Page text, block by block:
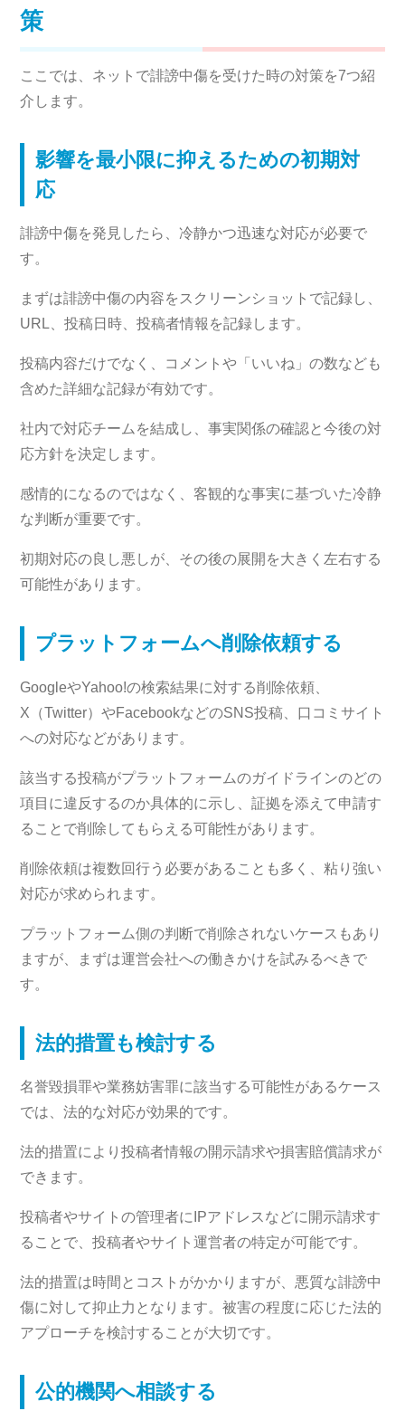
策
ここでは、ネットで誹謗中傷を受けた時の対策を7つ紹
介します。
影響を最小限に抑えるための初期対
応
誹謗中傷を発見したら、冷静かつ迅速な対応が必要で
す。
まずは誹謗中傷の内容をスクリーンショットで記録し、
URL、投稿日時、投稿者情報を記録します。
投稿内容だけでなく、コメントや「いいね」の数なども
含めた詳細な記録が有効です。
社内で対応チームを結成し、事実関係の確認と今後の対
応方針を決定します。
感情的になるのではなく、客観的な事実に基づいた冷静
な判断が重要です。
初期対応の良し悪しが、その後の展開を大きく左右する
可能性があります。
プラットフォームへ削除依頼する
GoogleやYahoo!の検索結果に対する削除依頼、
X（Twitter）やFacebookなどのSNS投稿、口コミサイト
への対応などがあります。
該当する投稿がプラットフォームのガイドラインのどの
項目に違反するのか具体的に示し、証拠を添えて申請す
ることで削除してもらえる可能性があります。
削除依頼は複数回行う必要があることも多く、粘り強い
対応が求められます。
プラットフォーム側の判断で削除されないケースもあり
ますが、まずは運営会社への働きかけを試みるべきで
す。
法的措置も検討する
名誉毀損罪や業務妨害罪に該当する可能性があるケース
では、法的な対応が効果的です。
法的措置により投稿者情報の開示請求や損害賠償請求が
できます。
投稿者やサイトの管理者にIPアドレスなどに開示請求す
ることで、投稿者やサイト運営者の特定が可能です。
法的措置は時間とコストがかかりますが、悪質な誹謗中
傷に対して抑止力となります。被害の程度に応じた法的
アプローチを検討することが大切です。
公的機関へ相談する